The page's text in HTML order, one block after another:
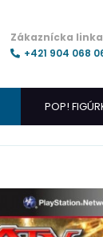
Zákaznícka linka
+421 904 068
POP!